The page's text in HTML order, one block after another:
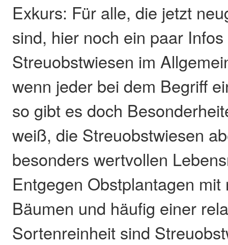
Exkurs: Für alle, die jetzt
sind, hier noch ein paar
Streuobstwiesen im
wenn jeder bei dem Begriff
so gibt es doch
weiß, die Streuobstwiesen
besonders wertvollen
Entgegen Obstplantagen
Bäumen und häufig einer
Sortenreinheit sind